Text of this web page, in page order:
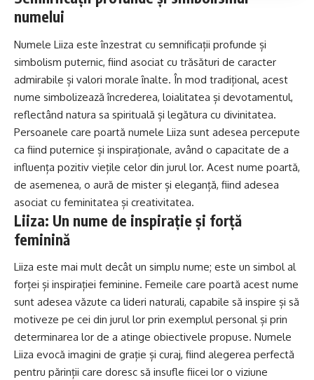
numelui
Numele Liiza este înzestrat cu semnificații profunde și
simbolism puternic, fiind asociat cu trăsături de caracter
admirabile și valori morale înalte. În mod tradițional, acest
nume simbolizează încrederea, loialitatea și devotamentul,
reflectând natura sa spirituală și legătura cu divinitatea.
Persoanele care poartă numele Liiza sunt adesea percepute
ca fiind puternice și inspiraționale, având o capacitate de a
influența pozitiv viețile celor din jurul lor. Acest nume poartă,
de asemenea, o aură de mister și eleganță, fiind adesea
asociat cu feminitatea și creativitatea.
Liiza: Un nume de inspirație și forță
feminină
Liiza este mai mult decât un simplu nume; este un simbol al
forței și inspirației feminine. Femeile care poartă acest nume
sunt adesea văzute ca lideri naturali, capabile să inspire și să
motiveze pe cei din jurul lor prin exemplul personal și prin
determinarea lor de a atinge obiectivele propuse. Numele
Liiza evocă imagini de grație și curaj, fiind alegerea perfectă
pentru părinții care doresc să insufle fiicei lor o viziune